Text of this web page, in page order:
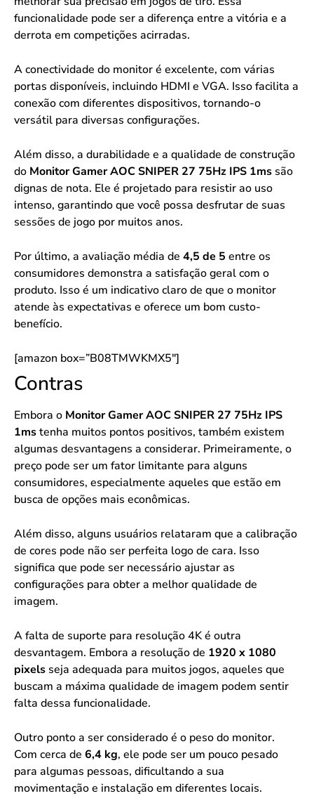
funcionalidade pode ser a diferença entre a vitória e a
derrota em competições acirradas.
A conectividade do monitor é excelente, com várias
portas disponíveis, incluindo HDMI e VGA. Isso facilita a
conexão com diferentes dispositivos, tornando-o
versátil para diversas configurações.
Além disso, a durabilidade e a qualidade de construção
do Monitor Gamer AOC SNIPER 27 75Hz IPS 1ms são
dignas de nota. Ele é projetado para resistir ao uso
intenso, garantindo que você possa desfrutar de suas
sessões de jogo por muitos anos.
Por último, a avaliação média de 4,5 de 5 entre os
consumidores demonstra a satisfação geral com o
produto. Isso é um indicativo claro de que o monitor
atende às expectativas e oferece um bom custo-
benefício.
[amazon box=”B08TMWKMX5″]
Contras
Embora o Monitor Gamer AOC SNIPER 27 75Hz IPS
1mstenha muitos pontos positivos, também existem
algumas desvantagens a considerar. Primeiramente, o
preço pode ser um fator limitante para alguns
consumidores, especialmente aqueles que estão em
busca de opções mais econômicas.
Além disso, alguns usuários relataram que a calibração
de cores pode não ser perfeita logo de cara. Isso
significa que pode ser necessário ajustar as
configurações para obter a melhor qualidade de
imagem.
A falta de suporte para resolução 4K é outra
desvantagem. Embora a resolução de 1920 x 1080
pixels seja adequada para muitos jogos, aqueles que
buscam a máxima qualidade de imagem podem sentir
falta dessa funcionalidade.
Outro ponto a ser considerado é o peso do monitor.
Com cerca de 6,4 kg, ele pode ser um pouco pesado
para algumas pessoas, dificultando a sua
movimentação e instalação em diferentes locais.